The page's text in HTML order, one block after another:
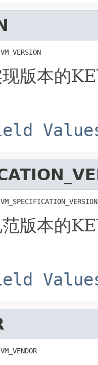
VM_VERSION
版本的
VM_SPECIFICATION_VERSION
版本的
VM_VENDOR